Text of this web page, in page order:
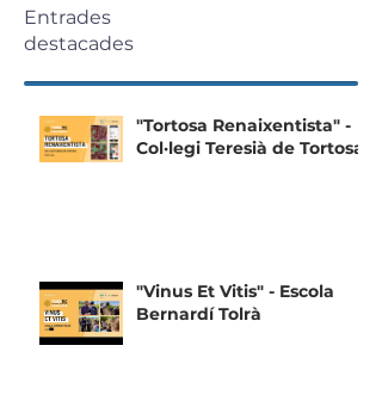
Entrades
destacades
"Tortosa Renaixentista" -
Col·legi Teresià de Tortosa
"Vinus Et Vitis" - Escola
Bernardí Tolrà